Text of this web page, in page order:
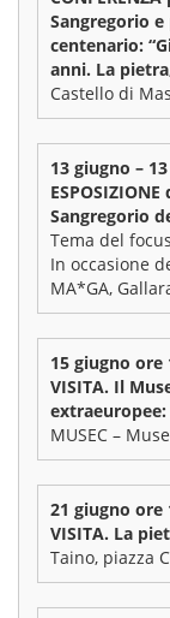
Sangregorio
centenario:
anni. La
Castello di
13 giugno –
Sangregorio
Tema del
In occasione
MA*GA,
15 giugno ore
VISITA. Il
MUSEC –
21 giugno ore
VISITA. La
Taino, piazza